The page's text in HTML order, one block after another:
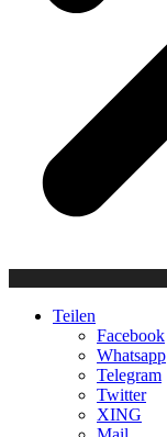
Teilen
Facebook
Whatsapp
Telegram
Twitter
XING